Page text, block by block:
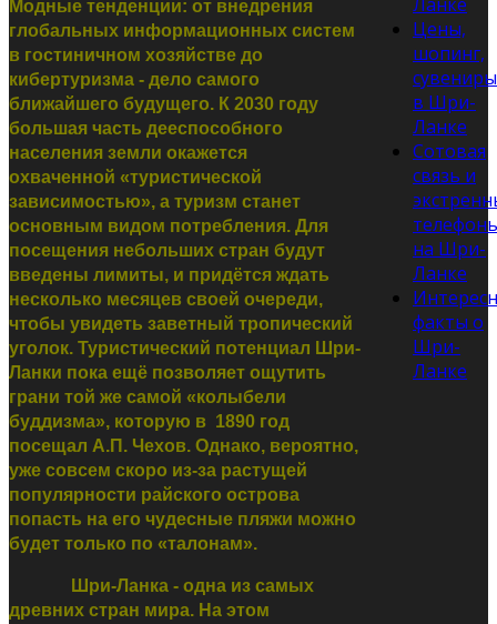
Модные тенденции: от внедрения
глобальных информационных систем
в гостиничном хозяйстве до
кибертуризма - дело самого
ближайшего будущего. К 2030 году
большая часть дееспособного
населения земли окажется
охваченной «туристической
зависимостью», а туризм станет
основным видом потребления. Для
посещения небольших стран будут
введены лимиты, и придётся ждать
несколько месяцев своей очереди,
чтобы увидеть заветный тропический
уголок. Туристический потенциал Шри-
Ланки пока ещё позволяет ощутить
грани той же самой «колыбели
буддизма», которую в 1890 год
посещал А.П. Чехов. Однако, вероятно,
уже совсем скоро из-за растущей
популярности райского острова
попасть на его чудесные пляжи можно
будет только по «талонам».
Шри-Ланка - одна из самых
древних стран мира. На этом
Цены,
шопинг,
сувениры
в Шри-
Ланке
Сотовая
связь и
на Шри-
Ланке
факты о
Шри-
Ланке